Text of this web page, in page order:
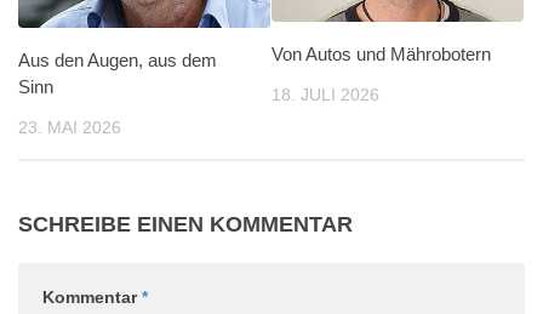
Aus den Augen, aus dem
Sinn
23. MAI 2026
Von Autos und Mährobotern
18. JULI 2026
SCHREIBE EINEN KOMMENTAR
Kommentar*